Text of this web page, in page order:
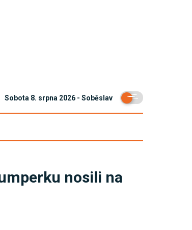
Sobota 8. srpna 2026 - Soběslav
nosili na